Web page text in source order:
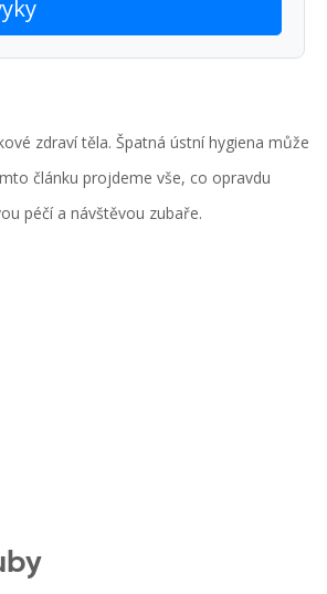
zdraví těla. Špatná ústní hygiena může
článku projdeme vše, co opravdu
péčí a návštěvou zubaře.